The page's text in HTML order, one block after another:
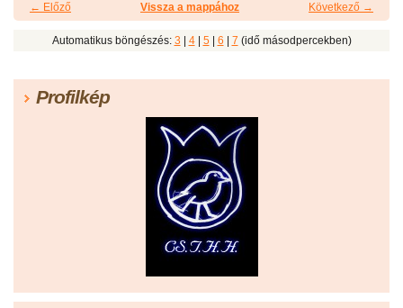
← Előző Következő →
Vissza a mappához
Automatikus böngészés: 3 4| 5| 6 7 (idő másodpercekben)
Profilkép